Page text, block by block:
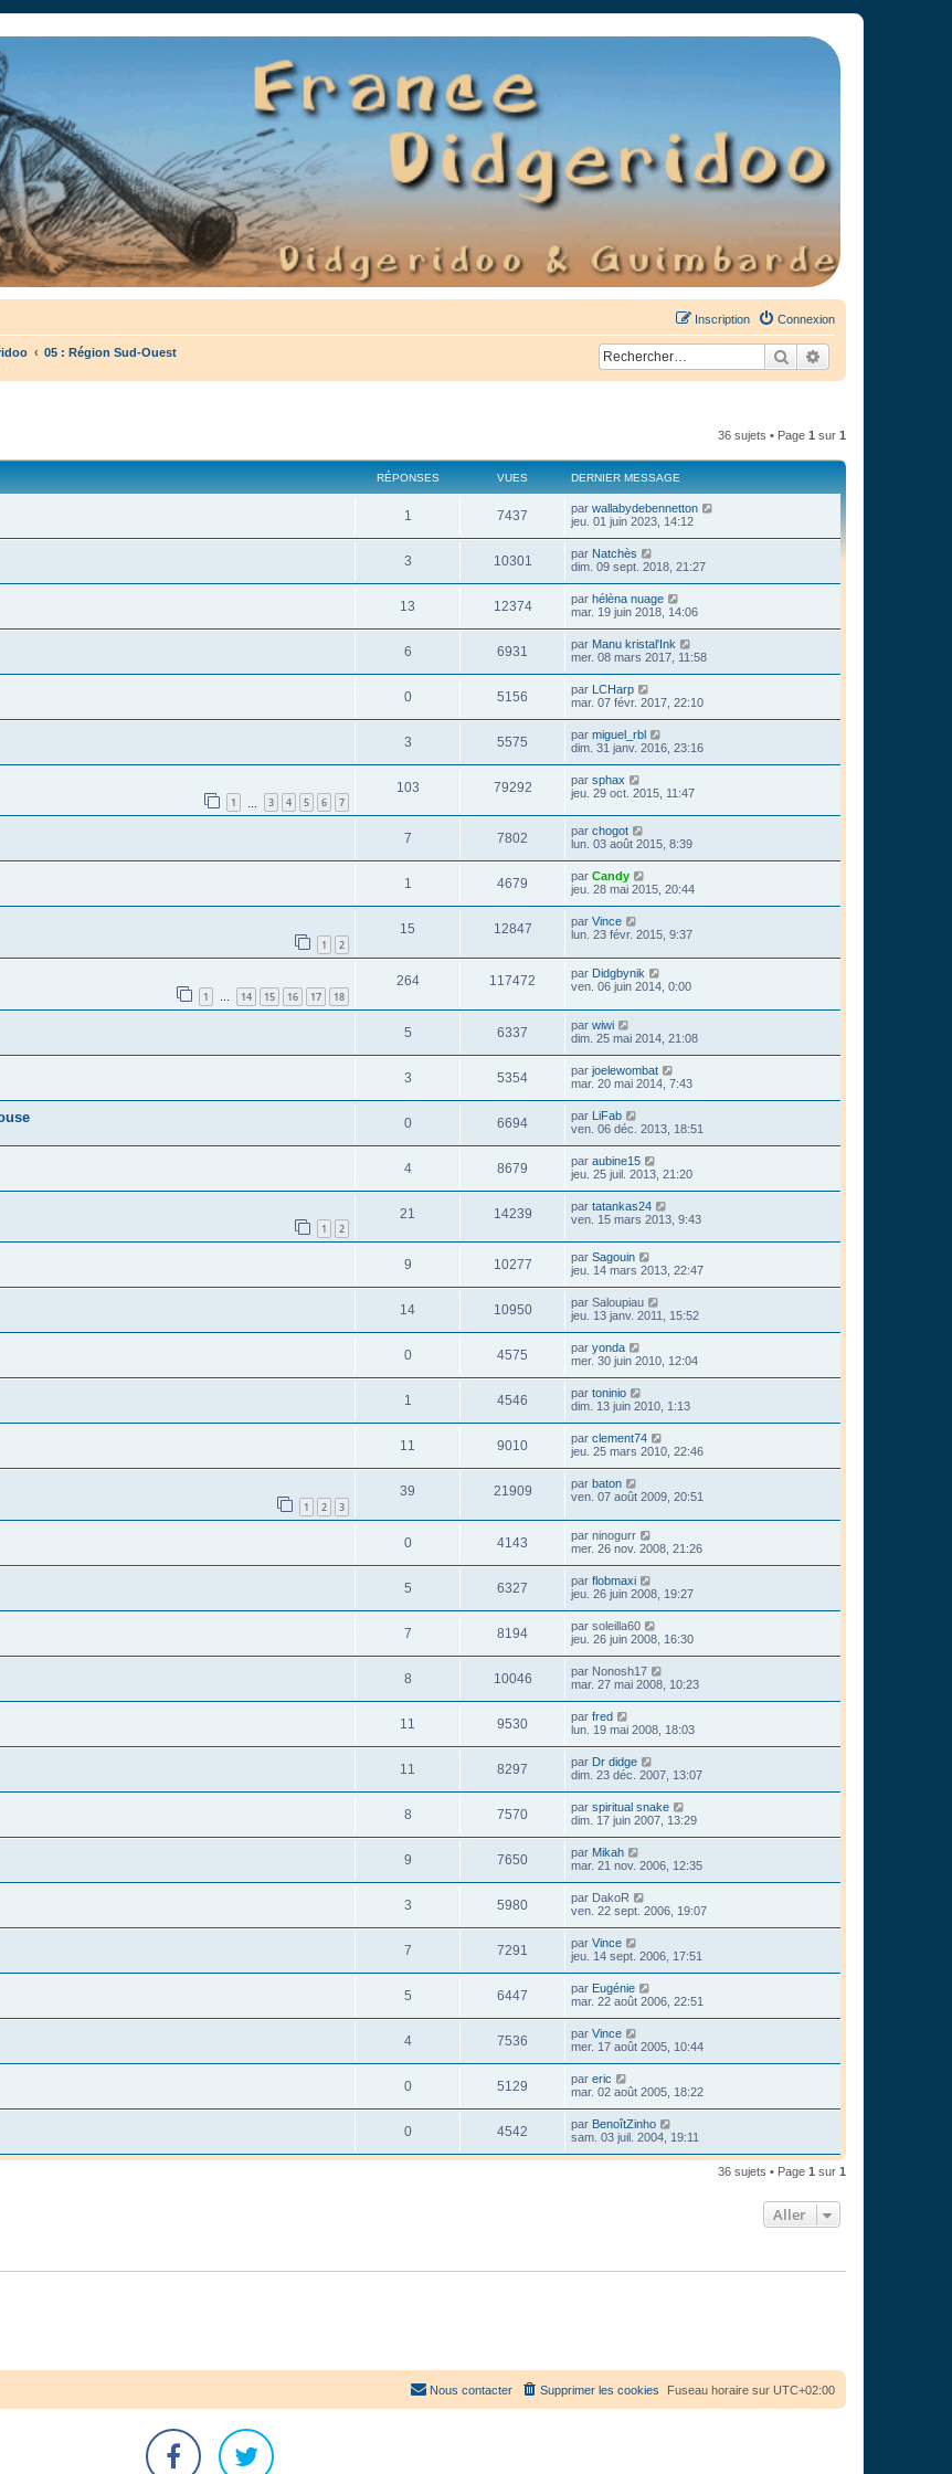
Connexion
Inscription
05 : Région Sud-Ouest Rechercher
36 sujets • Page 1 sur 1
RÉPONSES VUES DERNIER MESSAGE
1 7437 par wallabydebennetton
jeu. 01 juin 2023, 14:12
3 10301 par Natchès
dim. 09 sept. 2018, 21:27
13 12374 par hélèna nuage
mar. 19 juin 2018, 14:06
6 6931 par Manu kristal'Ink
mer. 08 mars 2017, 11:58
0 5156 par LCHarp
mar. 07 févr. 2017, 22:10
3 5575 par miguel_rbl
dim. 31 janv. 2016, 23:16
1 3 4 5 6 7
103 79292 par sphax
jeu. 29 oct. 2015, 11:47
7 7802 par chogot
lun. 03 août 2015, 8:39
1 4679 par Candy
jeu. 28 mai 2015, 20:44
1 2
15 12847 par Vince
lun. 23 févr. 2015, 9:37
1 … 14 15 16 17 18
264 117472 par Didgbynik
ven. 06 juin 2014, 0:00
5 6337 par wiwi
dim. 25 mai 2014, 21:08
3 5354 par joelewombat
mar. 20 mai 2014, 7:43
0 6694 par LiFab
ven. 06 déc. 2013, 18:51
4 8679 par aubine15
jeu. 25 juil. 2013, 21:20
1 2
21 14239 par tatankas24
ven. 15 mars 2013, 9:43
9 10277 par Sagouin
jeu. 14 mars 2013, 22:47
14 10950 par Saloupiau
jeu. 13 janv. 2011, 15:52
0 4575 par yonda
mer. 30 juin 2010, 12:04
1 4546 par toninio
dim. 13 juin 2010, 1:13
11 9010 par clement74
jeu. 25 mars 2010, 22:46
1 2 3
39 21909 par baton
ven. 07 août 2009, 20:51
0 4143 par ninogurr
mer. 26 nov. 2008, 21:26
5 6327 par flobmaxi
jeu. 26 juin 2008, 19:27
7 8194 par soleilla60
jeu. 26 juin 2008, 16:30
8 10046 par Nonosh17
mar. 27 mai 2008, 10:23
11 9530 par fred
lun. 19 mai 2008, 18:03
11 8297 par Dr didge
dim. 23 déc. 2007, 13:07
8 7570 par spiritual snake
dim. 17 juin 2007, 13:29
9 7650 par Mikah
mar. 21 nov. 2006, 12:35
3 5980 par DakoR
ven. 22 sept. 2006, 19:07
7 7291 par Vince
jeu. 14 sept. 2006, 17:51
5 6447 par Eugénie
mar. 22 août 2006, 22:51
4 7536 par Vince
mer. 17 août 2005, 10:44
0 5129 par eric
mar. 02 août 2005, 18:22
0 4542 par BenoîtZinho
sam. 03 juil. 2004, 19:11
36 sujets • Page 1 sur 1
Aller
Fuseau horaire sur UTC+02:00
Supprimer les cookies
Nous contacter